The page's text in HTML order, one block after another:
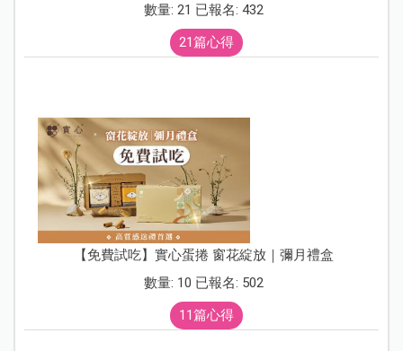
數量: 21 已報名: 432
21篇心得
【免費試吃】實心蛋捲 窗花綻放｜彌月禮盒
數量: 10 已報名: 502
11篇心得